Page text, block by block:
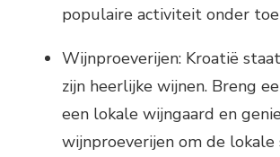
populaire activiteit onder
Wijnproeverijen: Kroatië
zijn heerlijke wijnen. Breng
een lokale wijngaard en
wijnproeverijen om de lokale